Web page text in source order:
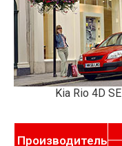
Kia Rio 4D
Производитель